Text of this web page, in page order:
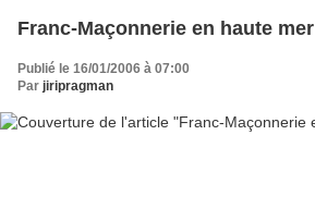
Franc-Maçonnerie en haute mer
Publié le 16/01/2006 à 07:00
Par jiripragman